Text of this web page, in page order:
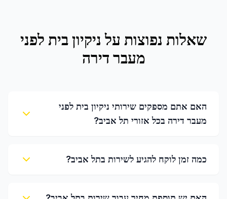
שאלות נפוצות על ניקיון בית לפני
מעבר דירה
האם אתם מספקים שירותי ניקיון בית לפני
מעבר דירה בכל אזורי תל אביב?
כמה זמן לוקח להגיע לשירות בתל אביב?